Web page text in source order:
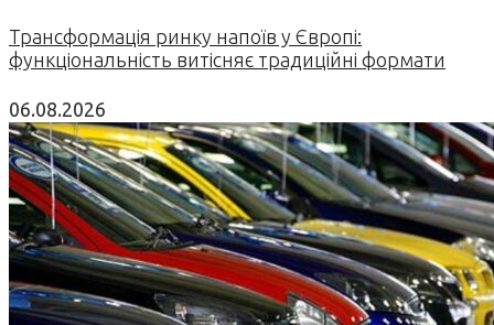
Трансформація ринку напоїв у Європі:
функціональність витісняє традиційні формати
06.08.2026